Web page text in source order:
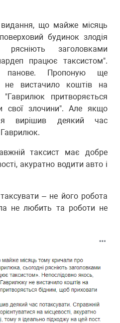
видання, що майже місяць
будинок злодія
рясніють заголовками
працює таксистом".
панове. Пропоную ще
не вистачило коштів на
притворяється
свої злочини". Але якщо
вирішив деякий час
Гаврилюк.
таксист має добре
акуратно водити авто і
– не його робота
не любить та роботи не